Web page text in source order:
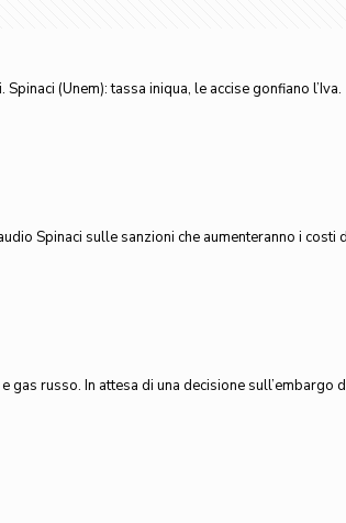
(Unem): tassa iniqua, le accise gonfiano l’Iva.
Spinaci sulle sanzioni che aumenteranno i
gas russo. In attesa di una decisione sull’embargo